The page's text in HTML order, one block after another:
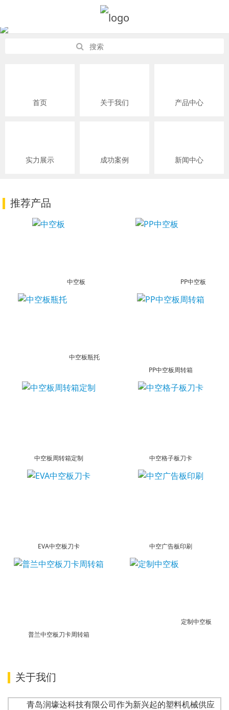
首页 关于我们 产品中心
实力展示 成功案例 新闻中心
推荐产品
中空板 PP中空板
中空板瓶托
PP中空板周转箱
中空板周转箱定制 中空格子板刀卡
EVA中空板刀卡 中空广告板印刷
普兰中空板刀卡周转箱
定制中空板
关于我们
青岛润壕达科技有限公司作为新兴起的塑料机械供应